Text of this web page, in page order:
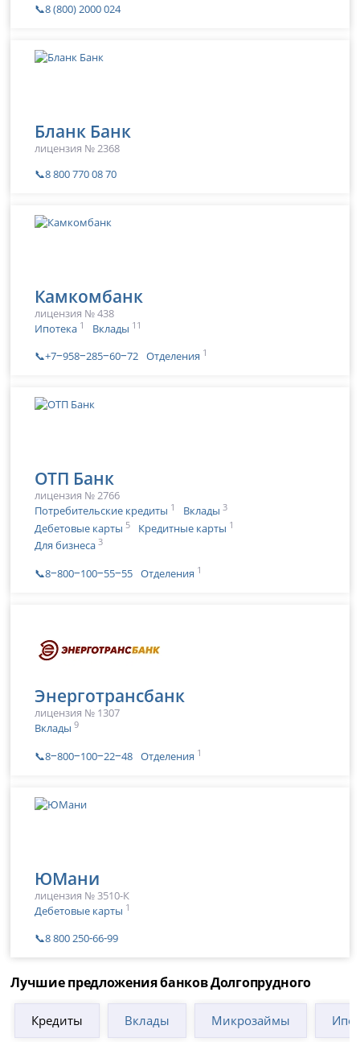
📞8 (800) 2000 024
Бланк Банк
лицензия № 2368
📞8 800 770 08 70
Камкомбанк
лицензия № 438
Ипотека 1 Вклады 11
📞+7‒958‒285‒60‒72 Отделения 1
ОТП Банк
лицензия № 2766
Потребительские кредиты 1 Вклады 3
Дебетовые карты 5 Кредитные карты 1
Для бизнеса 3
📞8‒800‒100‒55‒55 Отделения 1
Энерготрансбанк
лицензия № 1307
Вклады 9
📞8‒800‒100‒22‒48 Отделения 1
ЮМани
лицензия № 3510-К
Дебетовые карты 1
📞8 800 250‑66‑99
Лучшие предложения банков Долгопрудного
Кредиты Вклады Микрозаймы